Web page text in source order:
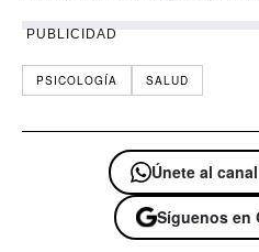
PUBLICIDAD
PSICOLOGÍA SALUD
Únete al
Síguenos en